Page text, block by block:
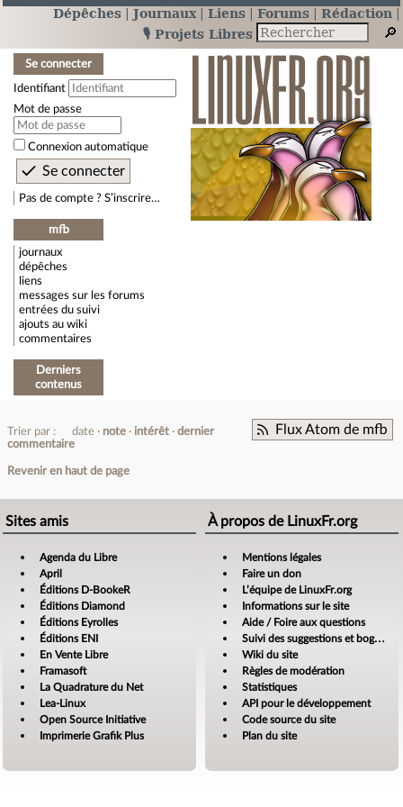
Dépêches Journaux Liens Forums
Rédaction
🎙️ Projets Libres
Se connecter
Identifiant
Mot de passe
Connexion automatique
Pas de compte ? S’inscrire…
mfb
journaux
dépêches
liens
messages sur les forums
entrées du suivi
ajouts au wiki
commentaires
Derniers
contenus
Flux Atom de mfb
Trier par : date note intérêt
dernier
commentaire
Revenir en haut de page
Sites amis
Agenda du Libre
April
Éditions D-BookeR
Éditions Diamond
Éditions Eyrolles
Éditions ENI
En Vente Libre
Framasoft
La Quadrature du Net
Lea-Linux
Open Source Initiative
Imprimerie Grafik Plus
À propos de LinuxFr.org
Mentions légales
Faire un don
L’équipe de LinuxFr.org
Informations sur le site
Aide / Foire aux questions
Suivi des suggestions et bogues
Wiki du site
Règles de modération
Statistiques
API pour le développement
Code source du site
Plan du site